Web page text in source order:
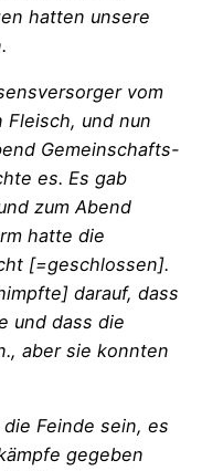
hatten unsere
vom
Fleisch, und nun
Gemeinschafts-
es. Es gab
zum Abend
hatte die
[=geschlossen].
darauf, dass
und dass die
aber sie konnten
Feinde sein, es
gegeben